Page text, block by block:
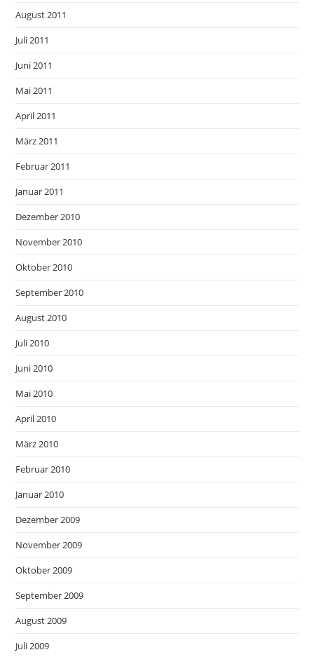
August 2011
Juli 2011
Juni 2011
Mai 2011
April 2011
März 2011
Februar 2011
Januar 2011
Dezember 2010
November 2010
Oktober 2010
September 2010
August 2010
Juli 2010
Juni 2010
Mai 2010
April 2010
März 2010
Februar 2010
Januar 2010
Dezember 2009
November 2009
Oktober 2009
September 2009
August 2009
Juli 2009